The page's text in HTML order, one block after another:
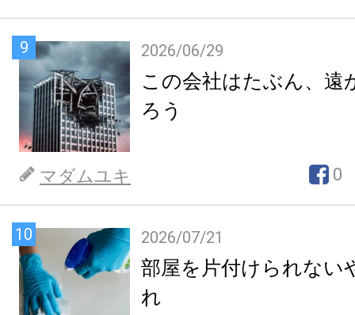
9 2026/06/29
この会社はたぶん、遠
ろう
マダムユキ 0
10 2026/07/21
部屋を片付けられない
れ